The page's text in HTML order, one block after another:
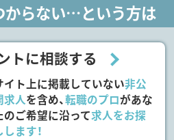
からない…という方は
トに相談する
イト上に掲載していない非公
求人を含め、転職のプロがあな
のご希望に沿って求人をお探
します！